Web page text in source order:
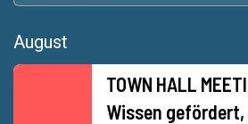
August
TOWN HALL
Wissen